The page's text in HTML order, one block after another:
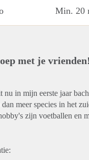
Min. 20
met je vrienden!
in mijn eerste jaar
meer species in het
zijn voetballen en